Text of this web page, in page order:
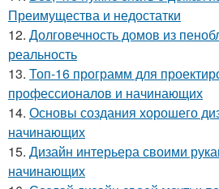
Преимущества и недостатки
12. Долговечность домов из
реальность
13. Топ-16 программ для
профессионалов и начинающих
14. Основы создания хорошего
начинающих
15. Дизайн интерьера своими
начинающих